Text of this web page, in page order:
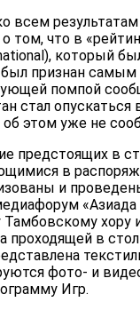
всем
том, что в
который
был признан
помпой
стал
об этом уже не
предстоящих в
в
и
хору
проходящей в
фото- и
Игр.